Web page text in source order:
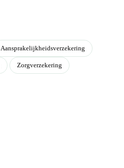
Aansprakelijkheidsverzekering
Zorgverzekering